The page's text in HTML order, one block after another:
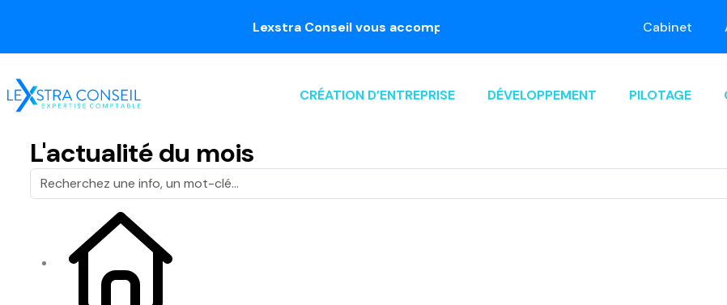
Lexstra Conseil vous accompagne dans le passage à la facture électronique.
Cabinet
CRÉATION D’ENTREPRISE DÉVELOPPEMENT PILOTAGE
L'actualité du mois